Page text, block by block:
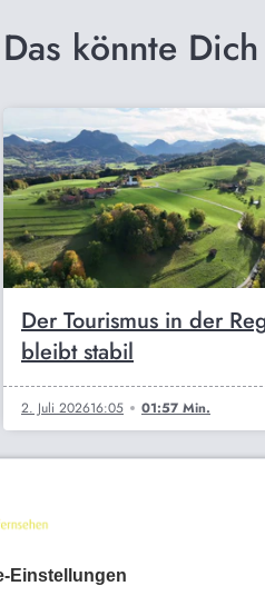
Das könnte
Der Tourismus in der
bleibt stabil
2. Juli 202616:05 01:57 Min.